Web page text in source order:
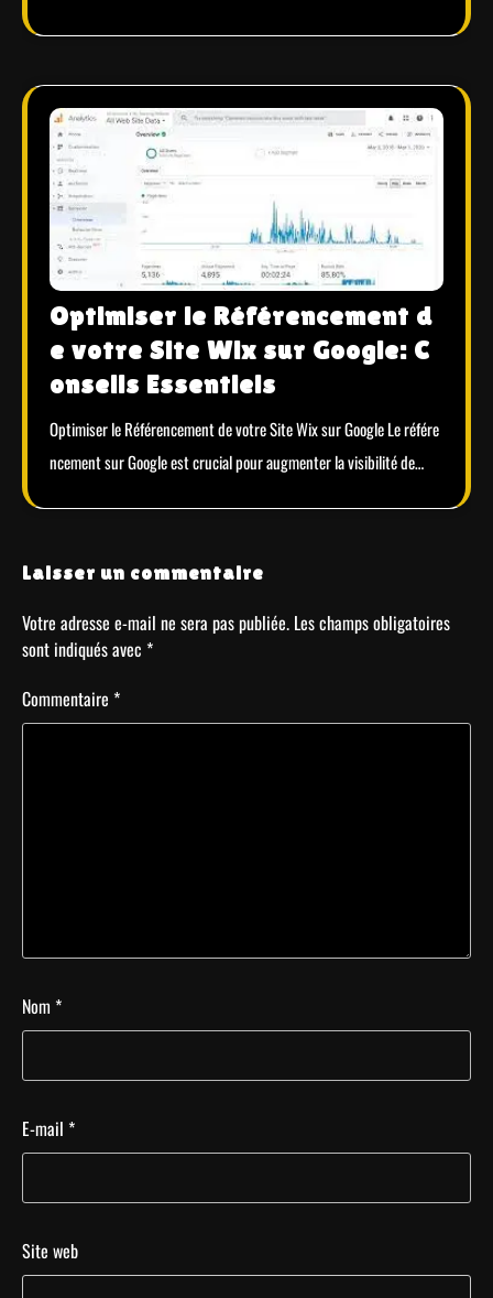
Optimiser le Référencement d
e votre Site Wix sur Google: C
onseils Essentiels
Optimiser le Référencement de votre Site Wix sur Google Le référe
ncement sur Google est crucial pour augmenter la visibilité de…
Laisser un commentaire
Votre adresse e-mail ne sera pas publiée. Les champs obligatoires
sont indiqués avec *
Commentaire *
Nom *
E-mail *
Site web